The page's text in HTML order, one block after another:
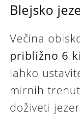
Blejsko
Večina
približno 6
lahko
mirnih
doživeti